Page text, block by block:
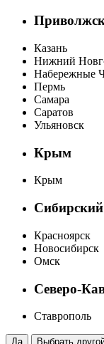
Казань
Нижний
Набережные
Пермь
Самара
Саратов
Ульяновск
Крым
Крым
Красноярск
Новосибирск
Омск
Северо-
Ставрополь